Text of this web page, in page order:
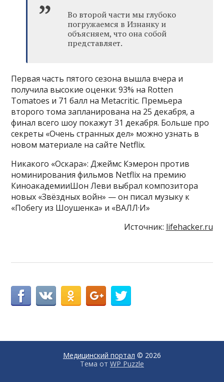
Во второй части мы глубоко
погружаемся в Изнанку и
объясняем, что она собой
представляет.
Первая часть пятого сезона вышла вчера и
получила высокие оценки: 93% на Rotten
Tomatoes и 71 балл на Metacritic. Премьера
второго тома запланирована на 25 декабря, а
финал всего шоу покажут 31 декабря. Больше про
секреты «Очень странных дел» можно узнать в
новом материале на сайте Netflix.
Никакого «Оскара»: Джеймс Кэмерон против
номинирования фильмов Netflix на премию
КиноакадемииШон Леви выбрал композитора
новых «Звёздных войн» — он писал музыку к
«Побегу из Шоушенка» и «ВАЛЛ·И»
Источник: lifehacker.ru
Медицинский портал © 2026
Тема от WP Puzzle